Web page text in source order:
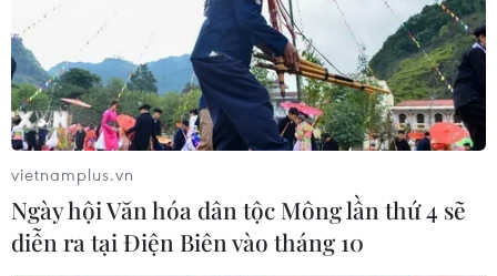
05/08/2026 01:18
Điều gì chờ đợi đồng yen sau cái bắt
tay giữa Mỹ-Nhật?
04/08/2026 14:11
Sửa Luật Trưng mua, trưng dụng tài
vietnamplus.vn
Ngày hội Văn hóa dân tộc Mông lần thứ 4 sẽ
diễn ra tại Điện Biên vào tháng 10